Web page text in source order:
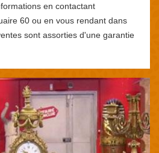
en contactant
60 ou en vous rendant dans
sont assorties d'une garantie